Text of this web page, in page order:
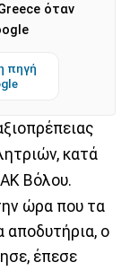
όταν
πηγή
κατά
Βόλου.
ώρα που τα
αποδυτήρια, ο
έπεσε